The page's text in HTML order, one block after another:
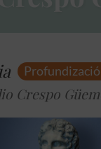
Crespo